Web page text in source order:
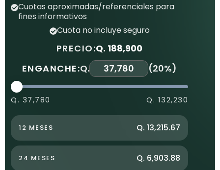
Cuotas aproximadas/referenciales para
fines informativos
Cuota no incluye seguro
PRECIO:Q. 188,900
ENGANCHE:Q. (20%)
Q. 37,780 Q. 132,230
12 MESES Q. 13,215.67
24 MESES Q. 6,903.88